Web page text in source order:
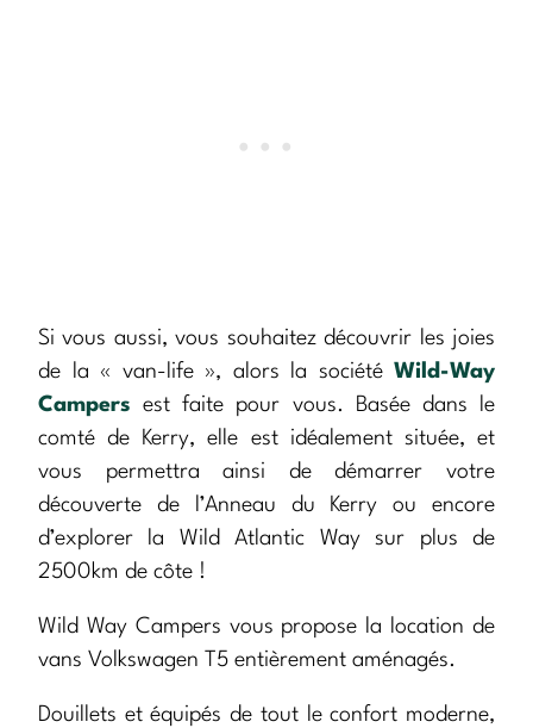
Si vous aussi, vous souhaitez découvrir les joies
de la « van-life », alors la société Wild-Way
Campers est faite pour vous. Basée dans le
comté de Kerry, elle est idéalement située, et
vous permettra ainsi de démarrer votre
découverte de l’Anneau du Kerry ou encore
d’explorer la Wild Atlantic Way sur plus de
2500km de côte !
Wild Way Campers vous propose la location de
vans Volkswagen T5 entièrement aménagés.
Douillets et équipés de tout le confort moderne,